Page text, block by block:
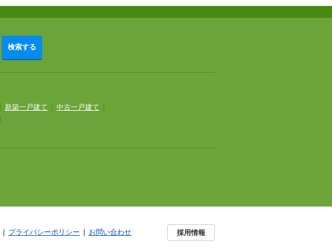
検索する
新築一戸建て 中古一戸建て
プライバシーポリシー お問い合わせ 採用情報